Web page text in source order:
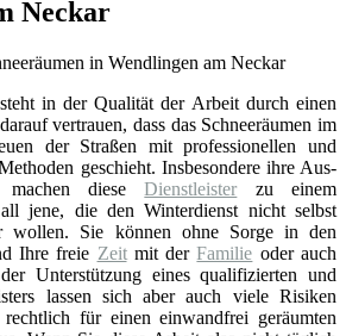
Neckar
in der Qualität der Arbeit durch einen
vertrauen, dass das Schneeräumen im
der Straßen mit professionellen und
geschieht. Insbesondere ihre Aus-
machen dieseDienstleister zu einem
jene, die den Winterdienst nicht selbst
wollen. Sie können ohne Sorge in den
Ihre freie Zeitmit derFamilie oder auch
Unterstützung eines qualifizierten und
lassen sich aber auch viele Risiken
für einen einwandfrei geräumten